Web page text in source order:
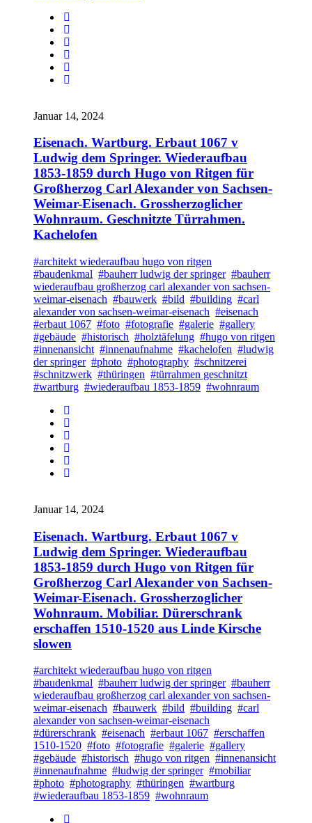
Januar 14, 2024
Eisenach. Wartburg. Erbaut 1067 v
Ludwig dem Springer. Wiederaufbau
1853-1859 durch Hugo von Ritgen für
Großherzog Carl Alexander von Sachsen-
Weimar-Eisenach. Grossherzoglicher
Wohnraum. Geschnitzte Türrahmen.
Kachelofen
#architekt wiederaufbau hugo von ritgen
#baudenkmal #bauherr ludwig der springer #bauherr
wiederaufbau großherzog carl alexander von sachsen-
weimar-eisenach #bauwerk #bild #building #carl
alexander von sachsen-weimar-eisenach #eisenach
#erbaut 1067 #foto #fotografie #galerie #gallery
#gebäude #historisch #holztäfelung #hugo von ritgen
#innenansicht #innenaufnahme #kachelofen #ludwig
der springer #photo #photography #schnitzerei
#schnitzwerk #thüringen #türrahmen geschnitzt
#wartburg #wiederaufbau 1853-1859 #wohnraum
Januar 14, 2024
Eisenach. Wartburg. Erbaut 1067 v
Ludwig dem Springer. Wiederaufbau
1853-1859 durch Hugo von Ritgen für
Großherzog Carl Alexander von Sachsen-
Weimar-Eisenach. Grossherzoglicher
Wohnraum. Mobiliar. Dürerschrank
erschaffen 1510-1520 aus Linde Kirsche
slowen
#architekt wiederaufbau hugo von ritgen
#baudenkmal #bauherr ludwig der springer #bauherr
wiederaufbau großherzog carl alexander von sachsen-
weimar-eisenach #bauwerk #bild #building #carl
alexander von sachsen-weimar-eisenach
#dürerschrank #eisenach #erbaut 1067 #erschaffen
1510-1520 #foto #fotografie #galerie #gallery
#gebäude #historisch #hugo von ritgen #innenansicht
#innenaufnahme #ludwig der springer #mobiliar
#photo #photography #thüringen #wartburg
#wiederaufbau 1853-1859 #wohnraum